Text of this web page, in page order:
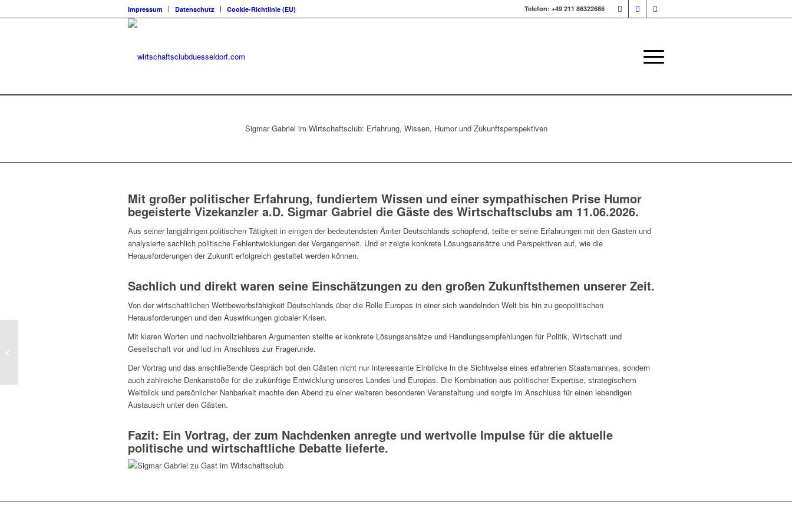
Impressum Datenschutz Cookie-Richtlinie (EU) Telefon: +49 211 86322686
Sigmar Gabriel im Wirtschaftsclub: Erfahrung, Wissen, Humor und Zukunftsperspektiven
Mit großer politischer Erfahrung, fundiertem Wissen und einer sympathischen Prise Humor
begeisterteVizekanzler a.D. Sigmar Gabriel die Gäste des Wirtschaftsclubs am 11.06.2026.
Aus seiner langjährigen politischen Tätigkeit in einigen der bedeutendsten Ämter Deutschlands schöpfend, teilte er seine Erfahrungen mit den Gästen und
analysierte sachlich politische Fehlentwicklungen der Vergangenheit. Und er zeigte konkrete Lösungsansätze und Perspektiven auf, wie die
Herausforderungen der Zukunft erfolgreich gestaltet werden können.
Sachlich und direkt waren seine Einschätzungen zu den großen Zukunftsthemen unserer Zeit.
Von der wirtschaftlichen Wettbewerbsfähigkeit Deutschlands über die Rolle Europas in einer sich wandelnden Welt bis hin zu geopolitischen
Herausforderungen und den Auswirkungen globaler Krisen.
Mit klaren Worten und nachvollziehbaren Argumenten stellte er konkrete Lösungsansätze und Handlungsempfehlungen für Politik, Wirtschaft und
Gesellschaft vor und lud im Anschluss zur Fragerunde.
Der Vortrag und das anschließende Gespräch bot den Gästen nicht nur interessante Einblicke in die Sichtweise eines erfahrenen Staatsmannes, sondern
auch zahlreiche Denkanstöße für die zukünftige Entwicklung unseres Landes und Europas. Die Kombination aus politischer Expertise, strategischem
Weitblick und persönlicher Nahbarkeit machte den Abend zu einer weiteren besonderen Veranstaltung und sorgte im Anschluss für einen lebendigen
Austausch unter den Gästen.
Fazit: Ein Vortrag, der zum Nachdenken anregte und wertvolle Impulse für die aktuelle
politische und wirtschaftliche Debatte lieferte.